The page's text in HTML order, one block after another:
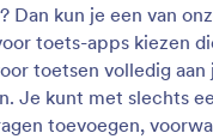
Dan kun je een van
toets-apps kiezen
toetsen volledig aan
Je kunt met slechts
toevoegen,